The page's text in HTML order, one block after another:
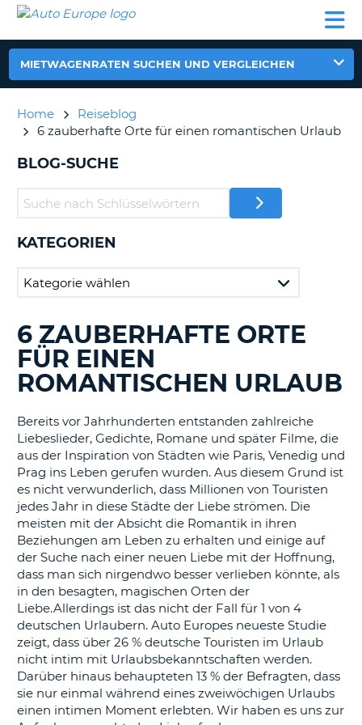
MIETWAGEN
WOHNMOBILE
AUTO
EUROPE
MIETWAGEN
WOHNMOBILE
PARTNER
HILFE
MEIN
KONTO
BUCHUNG
MIETWAGENRATEN SUCHEN UND VERGLEICHEN
Home
Reiseblog
6 zauberhafte Orte für einen romantischen Urlaub
BLOG-SUCHE
KATEGORIEN
DURCHSUCHE
BLOGS......
6 ZAUBERHAFTE ORTE
FÜR EINEN
ROMANTISCHEN URLAUB
Bereits vor Jahrhunderten entstanden zahlreiche
Liebeslieder, Gedichte, Romane und später Filme, die
aus der Inspiration von Städten wie Paris, Venedig und
Prag ins Leben gerufen wurden. Aus diesem Grund ist
es nicht verwunderlich, dass Millionen von Touristen
jedes Jahr in diese Städte der Liebe strömen. Die
meisten mit der Absicht die Romantik in ihren
Beziehungen am Leben zu erhalten und einige auf
der Suche nach einer neuen Liebe mit der Hoffnung,
dass man sich nirgendwo besser verlieben könnte, als
in den besagten, magischen Orten der
Liebe.Allerdings ist das nicht der Fall für 1 von 4
deutschen Urlaubern. Auto Europes neueste Studie
zeigt, dass über 26 % deutsche Touristen im Urlaub
nicht intim mit Urlaubsbekanntschaften werden.
Darüber hinaus behaupteten 13 % der Befragten, dass
sie nur einmal während eines zweiwöchigen Urlaubs
einen intimen Moment erlebten. Wir haben es uns zur